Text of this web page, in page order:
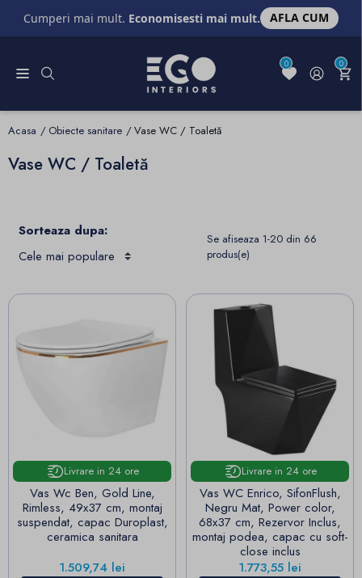
Cumperi mai mult. Economisesti mai mult. AFLA CUM
0 0
Acasa Obiecte sanitare Vase WC / Toaletă
Vase WC / Toaletă
Sorteaza dupa:
Se afiseaza 1-20 din 66
produs(e)
Livrare in 24 ore
Vas Wc Ben, Gold Line,
Rimless, 49x37 cm, montaj
suspendat, capac Duroplast,
ceramica sanitara
Pret
1.509,74 lei
Livrare in 24 ore
Vas WC Enrico, SifonFlush,
Negru Mat, Power color,
68x37 cm, Rezervor Inclus,
montaj podea, capac cu soft-
close inclus
Pret
1.773,55 lei